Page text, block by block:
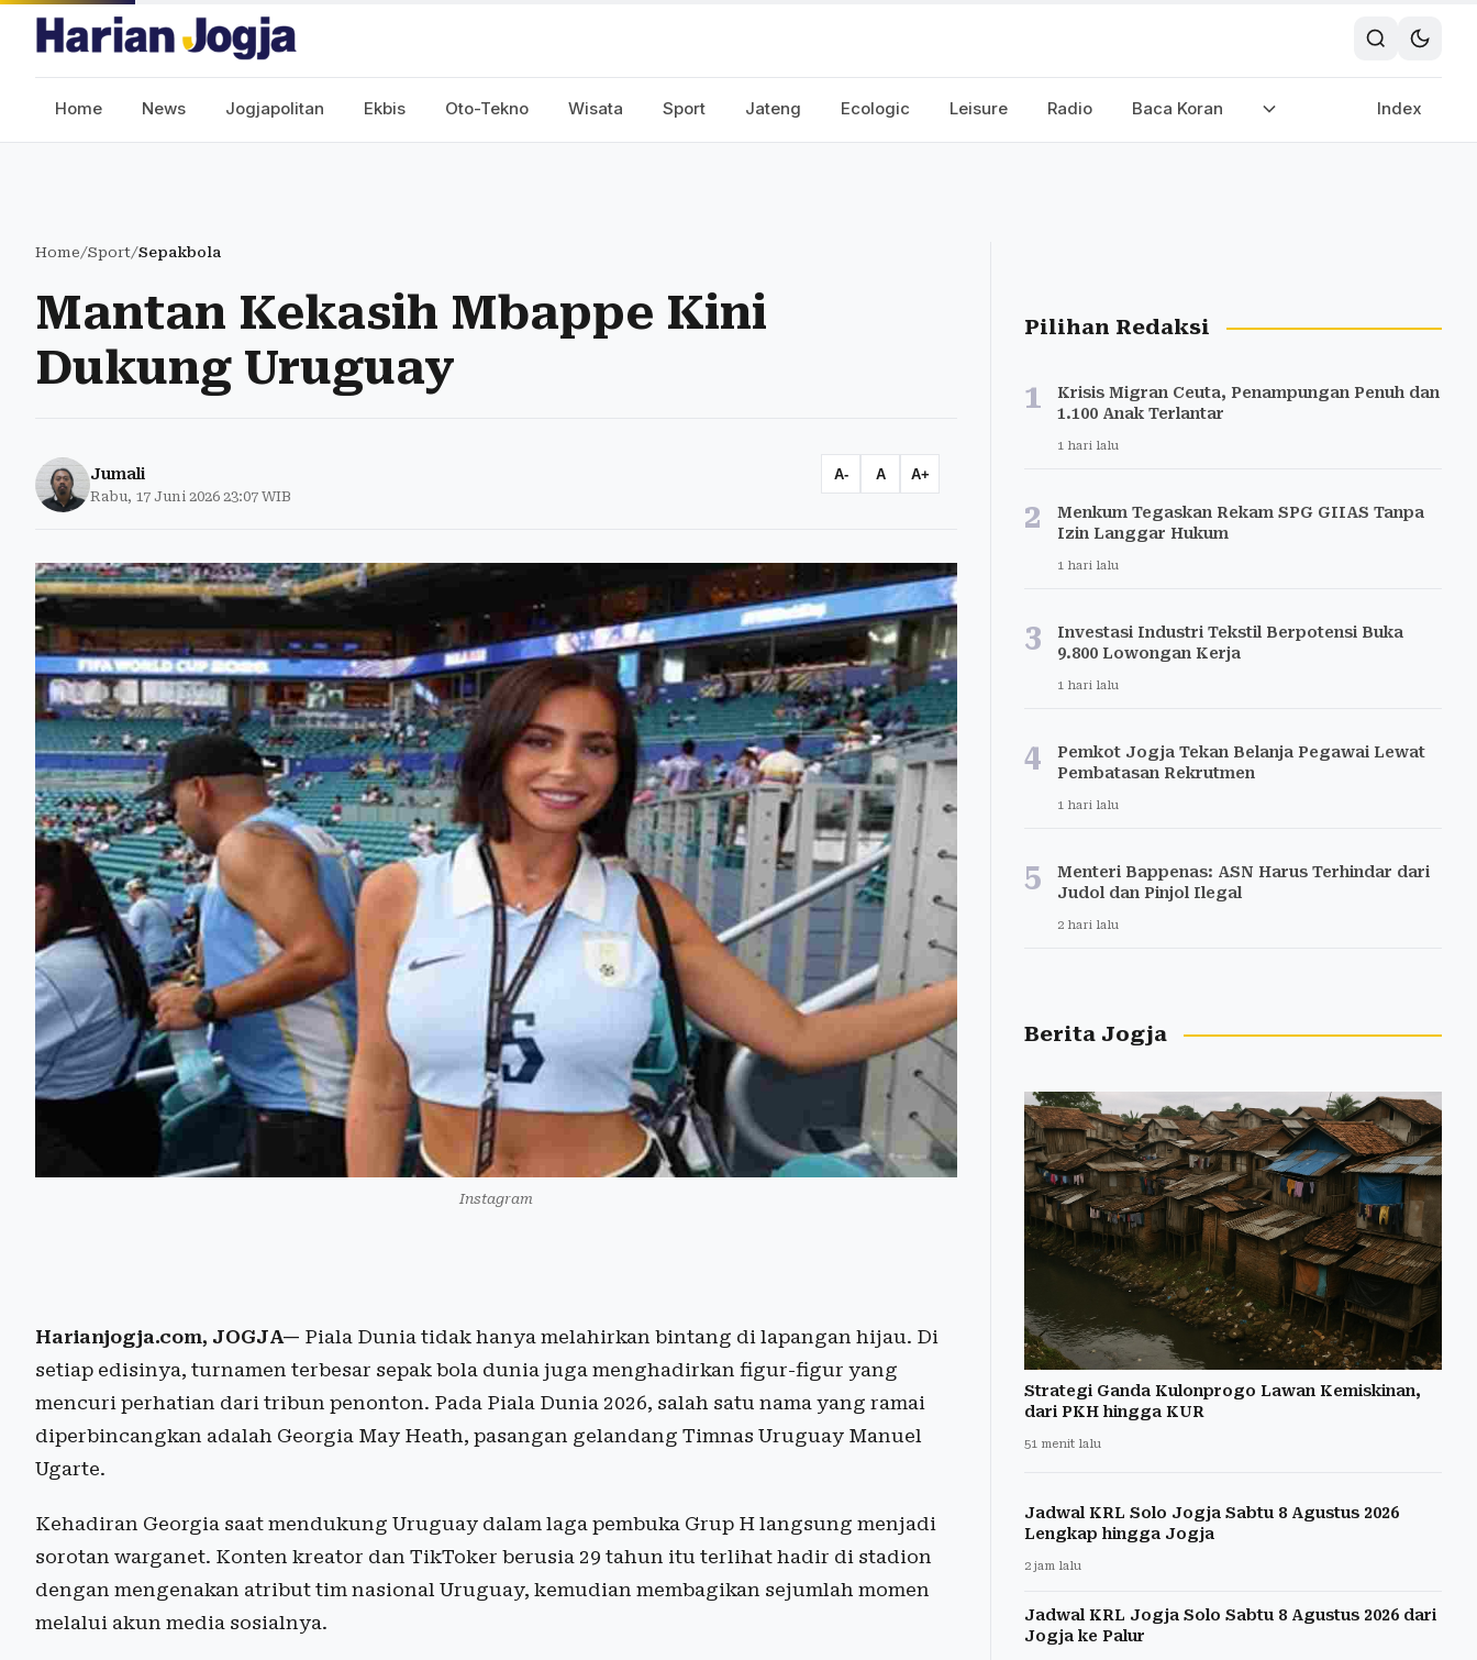
Home News Jogjapolitan Ekbis Oto-Tekno Wisata Sport Jateng Ecologic Leisure Radio Baca Koran Index
Home/Sport/Sepakbola
Mantan Kekasih Mbappe Kini
Dukung Uruguay
Jumali
Rabu, 17 Juni 2026 23:07 WIB
A- A A+
Instagram
Harianjogja.com, JOGJA— Piala Dunia tidak hanya melahirkan bintang di lapangan hijau. Di
setiap edisinya, turnamen terbesar sepak bola dunia juga menghadirkan figur-figur yang
mencuri perhatian dari tribun penonton. Pada Piala Dunia 2026, salah satu nama yang ramai
diperbincangkan adalah Georgia May Heath, pasangan gelandang Timnas Uruguay Manuel
Ugarte.
Kehadiran Georgia saat mendukung Uruguay dalam laga pembuka Grup H langsung menjadi
sorotan warganet. Konten kreator dan TikToker berusia 29 tahun itu terlihat hadir di stadion
dengan mengenakan atribut tim nasional Uruguay, kemudian membagikan sejumlah momen
melalui akun media sosialnya.
Pilihan Redaksi
1
Krisis Migran Ceuta, Penampungan Penuh dan
1.100 Anak Terlantar
1 hari lalu
2
Menkum Tegaskan Rekam SPG GIIAS Tanpa
Izin Langgar Hukum
1 hari lalu
3
Investasi Industri Tekstil Berpotensi Buka
9.800 Lowongan Kerja
1 hari lalu
4
Pemkot Jogja Tekan Belanja Pegawai Lewat
Pembatasan Rekrutmen
1 hari lalu
5
Menteri Bappenas: ASN Harus Terhindar dari
Judol dan Pinjol Ilegal
2 hari lalu
Berita Jogja
Strategi Ganda Kulonprogo Lawan Kemiskinan,
dari PKH hingga KUR
51 menit lalu
Jadwal KRL Solo Jogja Sabtu 8 Agustus 2026
Lengkap hingga Jogja
2 jam lalu
Jadwal KRL Jogja Solo Sabtu 8 Agustus 2026 dari
Jogja ke Palur